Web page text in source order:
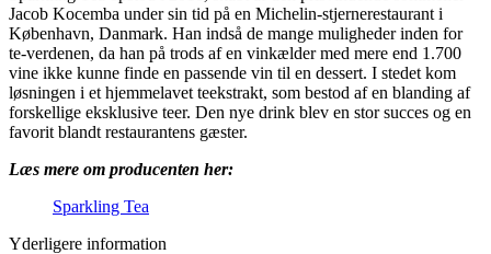
Jacob Kocemba under sin tid på en Michelin-stjernerestaurant i
København, Danmark. Han indså de mange muligheder inden for
te-verdenen, da han på trods af en vinkælder med mere end 1.700
vine ikke kunne finde en passende vin til en dessert. I stedet kom
løsningen i et hjemmelavet teekstrakt, som bestod af en blanding af
forskellige eksklusive teer. Den nye drink blev en stor succes og en
favorit blandt restaurantens gæster.
Læs mere om producenten her:
Sparkling Tea
Yderligere information